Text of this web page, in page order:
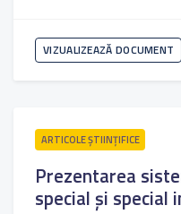
VIZUALIZEAZĂ DOCUMENT
ARTICOLE ŞTIINȚIFICE
Prezentarea
special și special